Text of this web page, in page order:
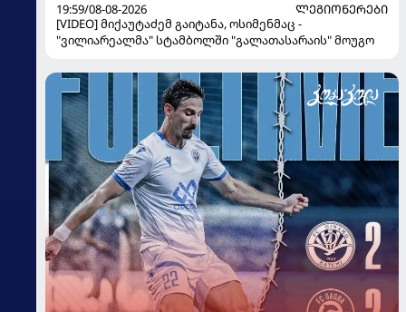
19:59/08-08-2026
ᲚᲔᲒᲘᲝᲜᲔᲠᲔᲑᲘ
[VIDEO] მიქაუტაძემ გაიტანა, ოსიმენმაც -
"ვილიარეალმა" სტამბოლში "გალათასარაის" მოუგო